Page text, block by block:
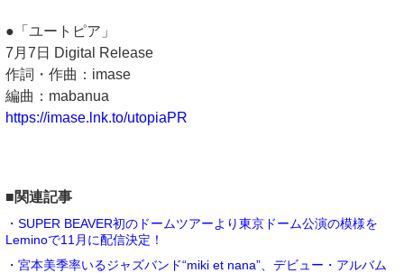
●「ユートピア」
7月7日 Digital Release
作詞・作曲：imase
編曲：mabanua
https://imase.lnk.to/utopiaPR
■関連記事
・SUPER BEAVER初のドームツアーより東京ドーム公演の模様を
Leminoで11月に配信決定！
・宮本美季率いるジャズバンド“miki et nana”、デビュー・アルバム